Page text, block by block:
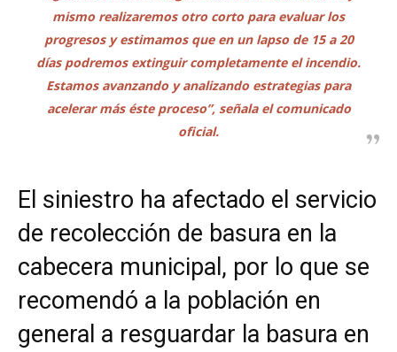
mismo realizaremos otro corto para evaluar los
progresos y estimamos que en un lapso de 15 a 20
días podremos extinguir completamente el incendio.
Estamos avanzando y analizando estrategias para
acelerar más éste proceso”, señala el comunicado
oficial.
El siniestro ha afectado el servicio
de recolección de basura en la
cabecera municipal, por lo que se
recomendó a la población en
general a resguardar la basura en